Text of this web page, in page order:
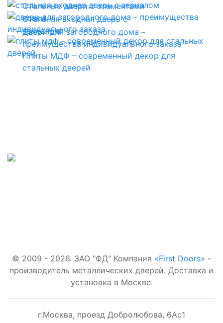
Стальные двери с элементами
ковки
Стальная входная дверь с
зеркалом
Двери для загородного дома –
преимущества индивидуального заказа
Плиты МДФ – современный декор для
стальных дверей
© 2009 - 2026. ЗАО "ФД" Компания «First Doors» -
производитель металлических дверей. Доставка и
установка в Москве.
г.Москва, проезд Добролюбова, 6Ас1